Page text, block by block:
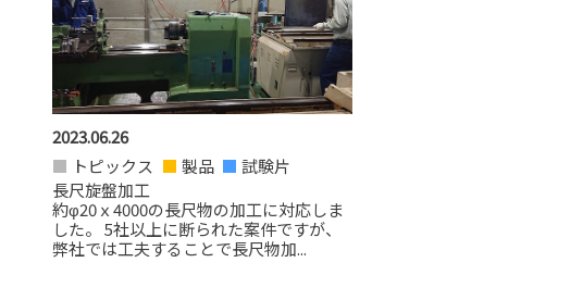
2023.06.26
トピックス
製品
試験片
長尺旋盤加工
約φ20ｘ4000の長尺物の加工に対応しま
した。 5社以上に断られた案件ですが、
弊社では工夫することで長尺物加...